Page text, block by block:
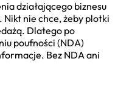
działającego biznesu
nie chce, żeby plotki
Dlatego po
poufności (NDA)
Bez NDA ani